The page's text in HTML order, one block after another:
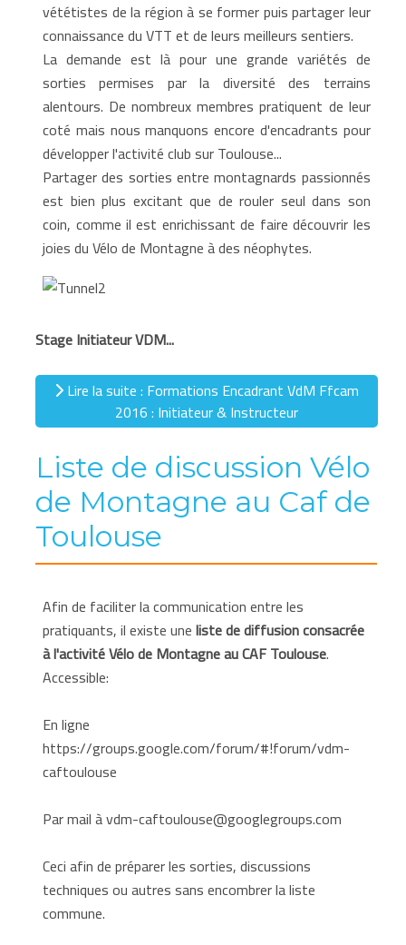
vététistes de la région à se former puis partager leur
connaissance du VTT et de leurs meilleurs sentiers.
La demande est là pour une grande variétés de
sorties permises par la diversité des terrains
alentours. De nombreux membres pratiquent de leur
coté mais nous manquons encore d'encadrants pour
développer l'activité club sur Toulouse...
Partager des sorties entre montagnards passionnés
est bien plus excitant que de rouler seul dans son
coin, comme il est enrichissant de faire découvrir les
joies du Vélo de Montagne à des néophytes.
Stage Initiateur VDM...
Lire la suite : Formations Encadrant VdM Ffcam
2016 : Initiateur & Instructeur
Liste de discussion Vélo
de Montagne au Caf de
Toulouse
Afin de faciliter la communication entre les
pratiquants, il existe uneliste de diffusion consacrée
à l'activité Vélo de Montagne au CAF Toulouse.
Accessible:
En ligne
https://groups.google.com/forum/#!forum/vdm-
caftoulouse
Par mail àvdm-caftoulouse@googlegroups.com
Ceci afin de préparer les sorties, discussions
techniques ou autres sans encombrer la liste
commune.